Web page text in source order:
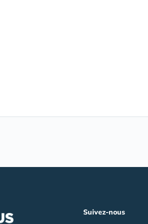
Suivez-nous